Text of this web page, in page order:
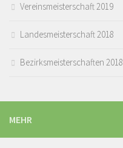
Vereinsmeisterschaft 2019
Landesmeisterschaft 2018
Bezirksmeisterschaften 2018
MEHR